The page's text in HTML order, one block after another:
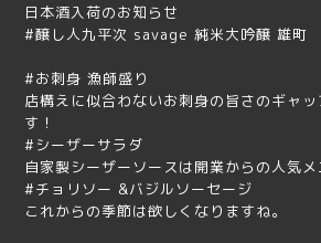
日本酒入荷のお知らせ
#醸し人九平次 savage 純米大吟醸 雄町
#お刺身 漁師盛り
店構えに似合わないお刺身の旨さのギャ
す！
#シーザーサラダ
自家製シーザーソースは開業からの人気メ
#チョリソー &バジルソーセージ
これからの季節は欲しくなりますね。